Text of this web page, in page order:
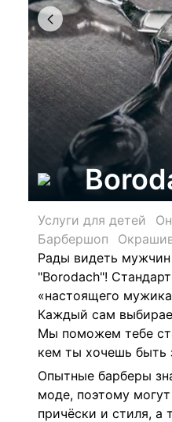
Услуги для детей
Барбершоп
Рады видеть мужчин
"Borodach"!
«настоящего
Каждый сам
Мы поможем тебе
кем ты хочешь быть
Опытные барберы
моде, поэтому
причёски и стиля, а